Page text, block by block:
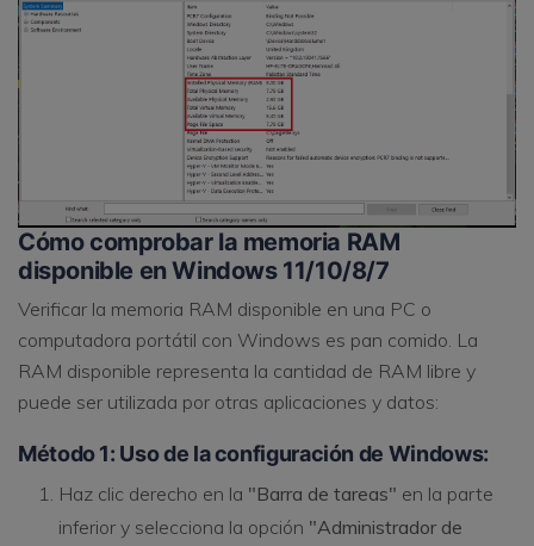
Cómo comprobar la memoria RAM
disponible en Windows 11/10/8/7
Verificar la memoria RAM disponible en una PC o
computadora portátil con Windows es pan comido. La
RAM disponible representa la cantidad de RAM libre y
puede ser utilizada por otras aplicaciones y datos:
Método 1: Uso de la configuración de Windows:
Haz clic derecho en la "Barra de tareas" en la parte
inferior y selecciona la opción "Administrador de